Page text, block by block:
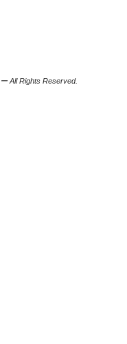
All Rights Reserved.